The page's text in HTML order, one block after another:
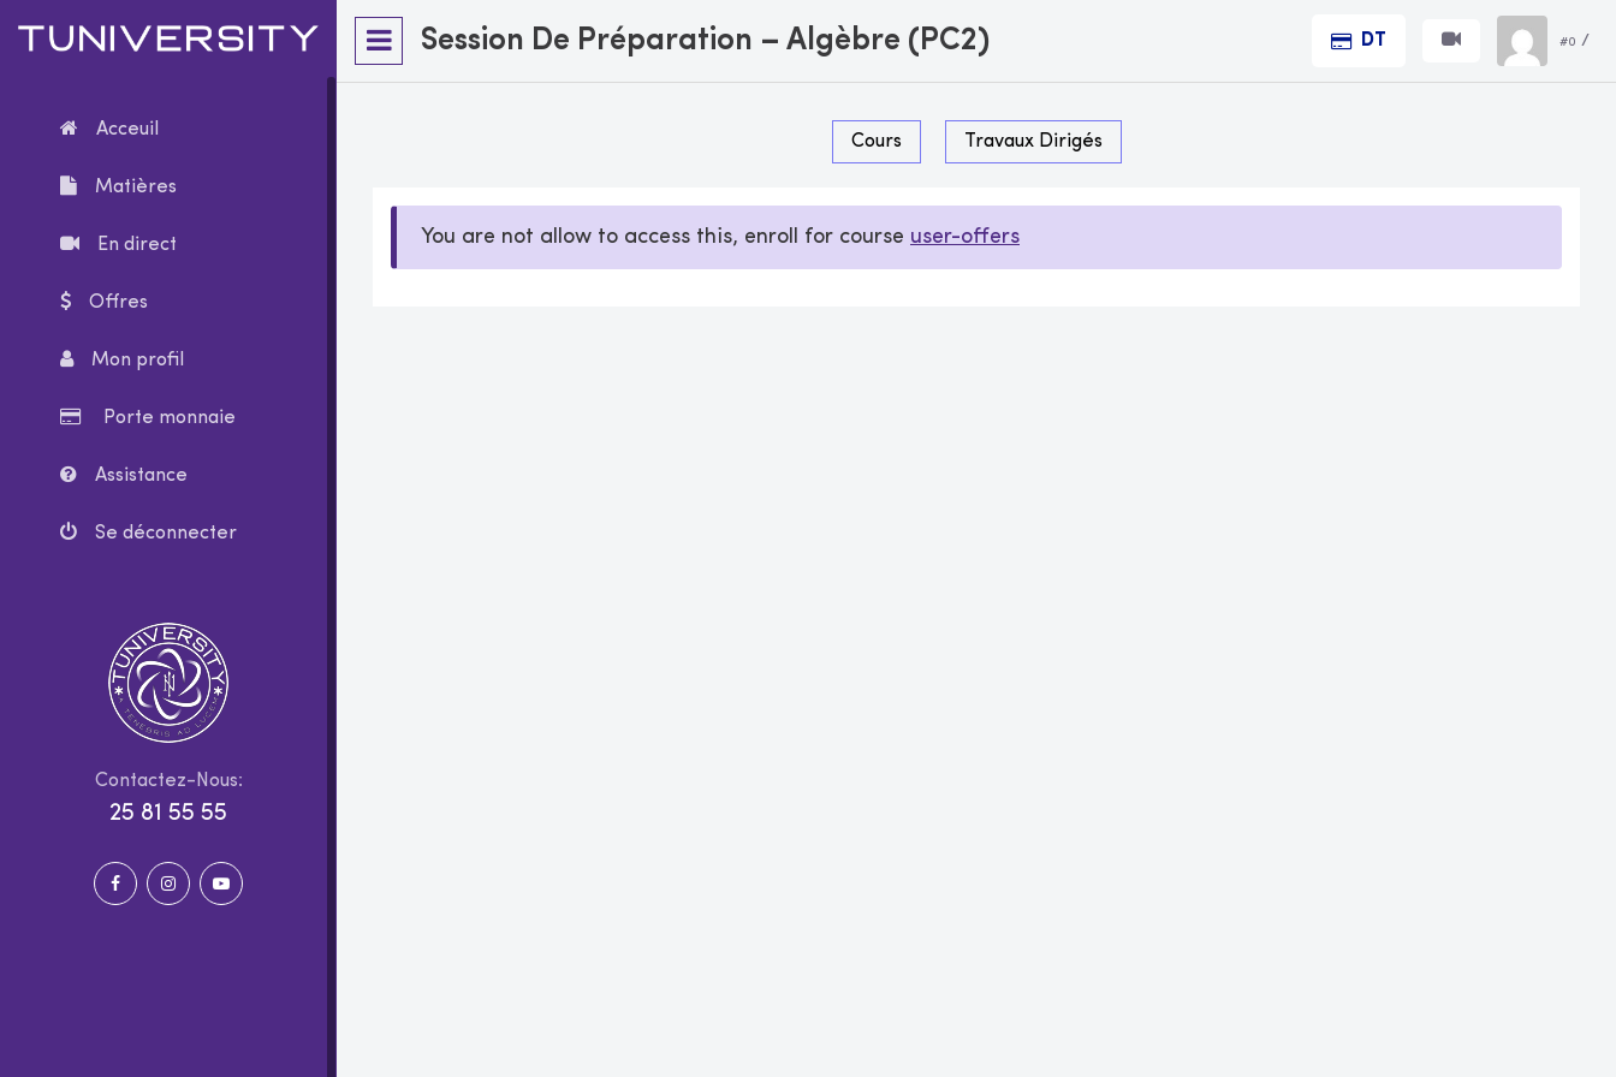
Acceuil
Matières
En direct
Offres
Mon profil
Porte monnaie
Assistance
Se déconnecter
Contactez-Nous:
25 81 55 55
Session De Préparation – Algèbre (PC2) DT #0 /
Cours Travaux Dirigés
You are not allow to access this, enroll for course user-offers